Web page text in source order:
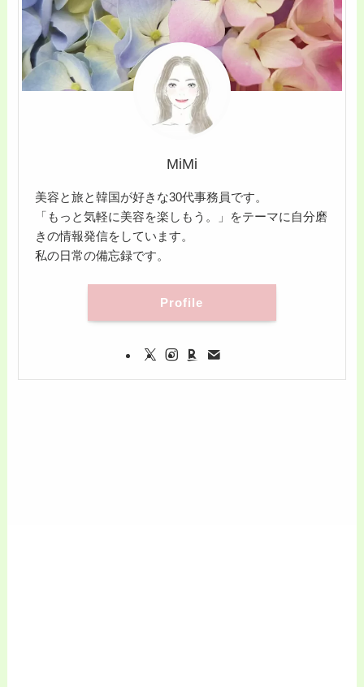
MiMi
美容と旅と韓国が好きな30代事務員です。
「もっと気軽に美容を楽しもう。」をテーマに自分磨
きの情報発信をしています。
私の日常の備忘録です。
Profile